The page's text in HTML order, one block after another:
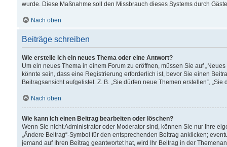
wurde. Diese Maßnahme soll den Missbrauch dieses Systems durch
Nach oben
Beiträge schreiben
Wie erstelle ich ein neues Thema oder eine Antwort?
Um ein neues Thema in einem Forum zu eröffnen, müssen Sie auf
könnte sein, dass eine Registrierung erforderlich ist, bevor Sie einen
Beitragsansicht aufgelistet. Z. B. „Sie dürfen neue Themen erstellen“,
Nach oben
Wie kann ich einen Beitrag bearbeiten oder löschen?
Wenn Sie nicht Administrator oder Moderator sind, können Sie nur Ihre
„Ändere Beitrag“-Symbol für den entsprechenden Beitrag anklicken;
jemand auf Ihren Beitrag geantwortet hat, wird Ihr Beitrag in der